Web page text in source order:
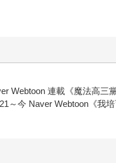
Webtoon 連載《魔法高三
～今 Naver Webtoon《我培